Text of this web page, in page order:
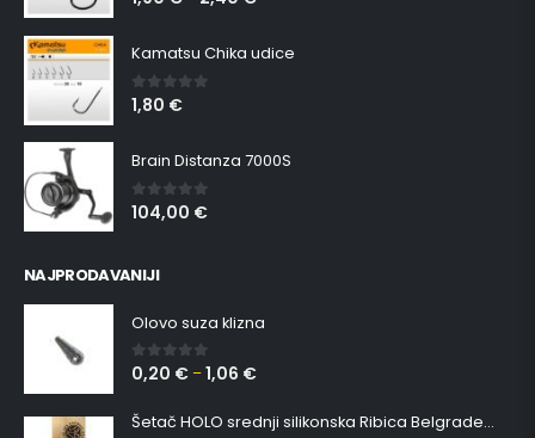
Kamatsu Chika udice
0 out of 5
1,80 €
Brain Distanza 7000S
0out of 5
104,00 €
NAJPRODAVANIJI
Olovo suza klizna
0 out of 5
0,20 € –1,06 €
Šetač HOLO srednji silikonska Ribica Belgrade Walker